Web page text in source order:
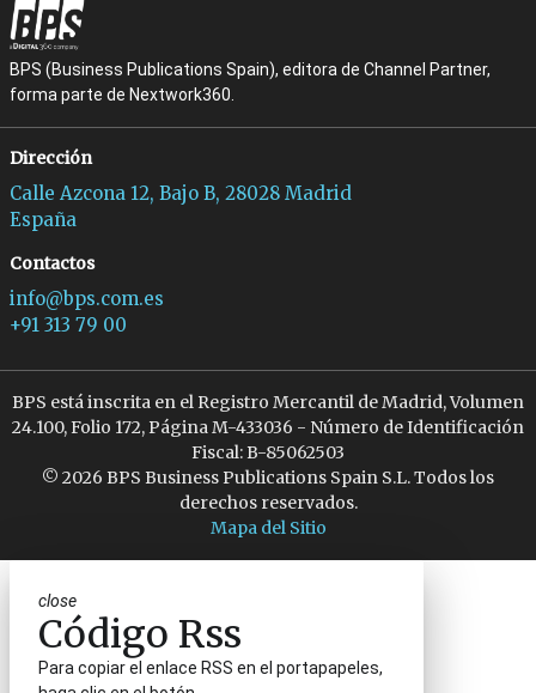
BPS (Business Publications Spain), editora de Channel Partner,
forma parte de Nextwork360.
Dirección
Calle Azcona 12, Bajo B, 28028 Madrid
España
Contactos
info@bps.com.es
+91 313 79 00
BPS está inscrita en el Registro Mercantil de Madrid, Volumen
24.100, Folio 172, Página M-433036 - Número de Identificación
Fiscal: B-85062503
© 2026 BPS Business Publications Spain S.L. Todos los
derechos reservados.
Mapa del Sitio
close
Código Rss
Para copiar el enlace RSS en el portapapeles,